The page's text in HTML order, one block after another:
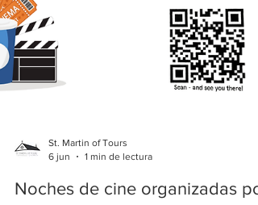
6 jun
1 min de lectura